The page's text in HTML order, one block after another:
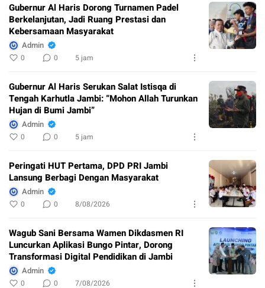
Gubernur Al Haris Dorong Turnamen Padel
Berkelanjutan, Jadi Ruang Prestasi dan
Kebersamaan Masyarakat
Admin
0 0 5 jam
Gubernur Al Haris Serukan Salat Istisqa di
Tengah Karhutla Jambi: “Mohon Allah Turunkan
Hujan di Bumi Jambi”
Admin
0 0 5 jam
Peringati HUT Pertama, DPD PRI Jambi
Lansung Berbagi Dengan Masyarakat
Admin
0 0 8/08/2026
Wagub Sani Bersama Wamen Dikdasmen RI
Luncurkan Aplikasi Bungo Pintar, Dorong
Transformasi Digital Pendidikan di Jambi
Admin
0 0 7/08/2026